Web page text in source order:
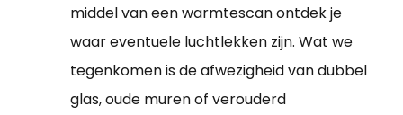
middel van een warmtescan ontdek je
waar eventuele luchtlekken zijn. Wat we
tegenkomen is de afwezigheid van dubbel
glas, oude muren of verouderd